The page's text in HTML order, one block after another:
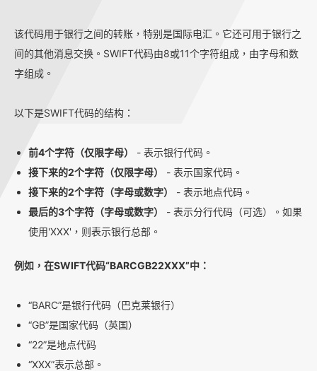
该代码用于银行之间的转账，特别是国际电汇。它还可用于银行之
间的其他消息交换。SWIFT代码由8或11个字符组成，由字母和数
字组成。
以下是SWIFT代码的结构：
前4个字符（仅限字母）
- 表示银行代码。
接下来的2个字符（仅限字母）
- 表示国家代码。
接下来的2个字符（字母或数字）
- 表示地点代码。
最后的3个字符（字母或数字）
- 表示分行代码（可选）。如果
使用'XXX'，则表示银行总部。
例如，在SWIFT代码“BARCGB22XXX”中：
“BARC”是银行代码（巴克莱银行）
“GB”是国家代码（英国）
“22”是地点代码
“XXX”表示总部。